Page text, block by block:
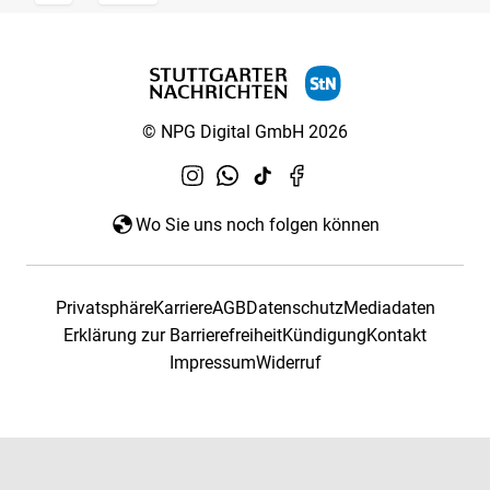
© NPG Digital GmbH 2026
Wo Sie uns noch folgen können
PrivatsphäreKarriereAGBDatenschutzMediadaten
Erklärung zur BarrierefreiheitKündigungKontakt
ImpressumWiderruf